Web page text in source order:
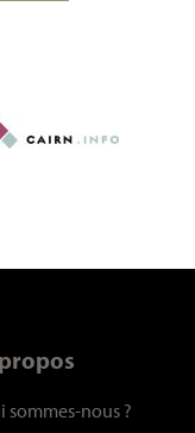
sommes-nous ?